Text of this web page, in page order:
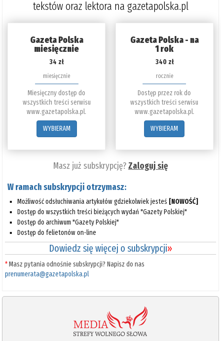
tekstów oraz lektora na gazetapolska.pl
Gazeta Polska
miesięcznie
34 zł
miesięcznie
Miesięczny dostęp do
wszystkich treści serwisu
www.gazetapolska.pl.
WYBIERAM
Gazeta Polska - na
1 rok
340 zł
rocznie
Dostęp przez rok do
wszystkich treści serwisu
www.gazetapolska.pl.
WYBIERAM
Masz już subskrypcję?Zaloguj się
W ramach subskrypcji otrzymasz:
Możliwość odsłuchiwania artykułów gdziekolwiek jesteś [NOWOŚĆ]
Dostęp do wszystkich treści bieżących wydań "Gazety Polskiej"
Dostęp do archiwum "Gazety Polskiej"
Dostęp do felietonów on-line
Dowiedz się więcej o subskrypcji»
*Masz pytania odnośnie subskrypcji? Napisz do nas
prenumerata@gazetapolska.pl